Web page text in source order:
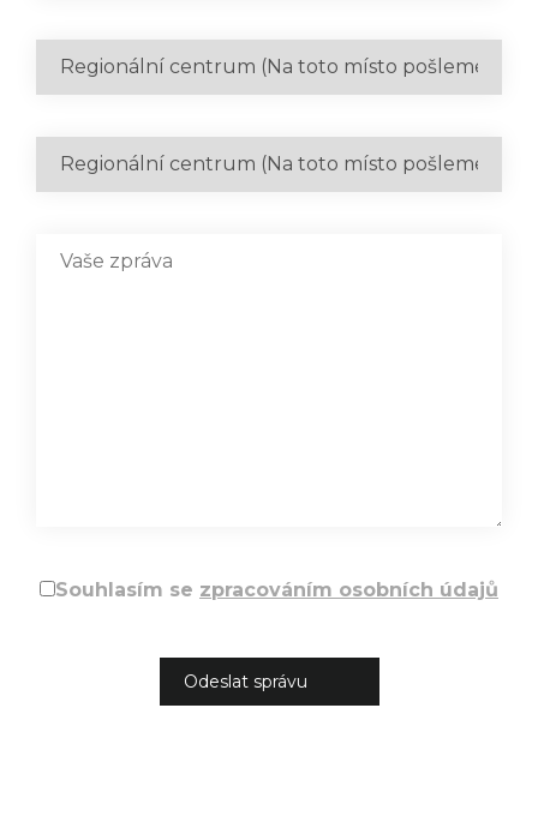
Souhlasím se zpracováním osobních údajů